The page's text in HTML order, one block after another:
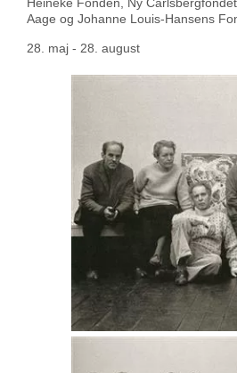
Aage og Johanne Louis-Hansens
28. maj - 28. august